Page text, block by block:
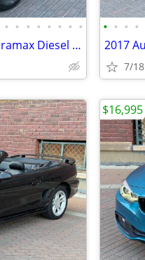
• • • • • • • •
2017 Chevrolet Colorado LT Duramax Diesel 4x4 Crew Cab 5 ft.SB.1-OWNER
• • • •
7/18
$16,995